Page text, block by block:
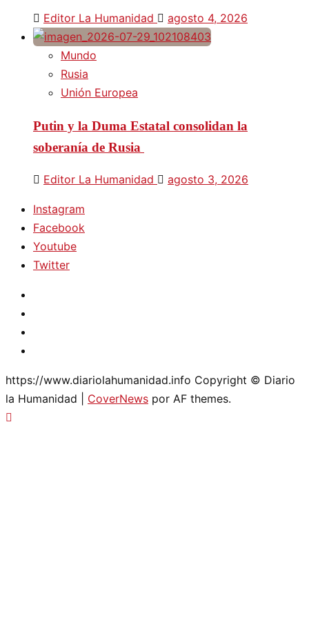
Editor La Humanidad agosto 4, 2026
Mundo
Rusia
Unión Europea
Putin y la Duma Estatal consolidan la
soberanía de Rusia
Editor La Humanidad agosto 3, 2026
Instagram
Facebook
Youtube
Twitter
https://www.diariolahumanidad.info Copyright © Diario
la Humanidad
CoverNews por AF themes.